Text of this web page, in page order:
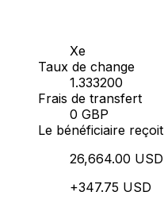
Xe
Taux de change
1.333200
Frais de transfert
0 GBP
Le bénéficiaire reçoit
26,664.00 USD
+347.75 USD